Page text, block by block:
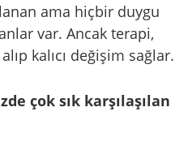
ama hiçbir duygu
var. Ancak terapi,
kalıcı değişim sağlar.
çok sık karşılaşılan